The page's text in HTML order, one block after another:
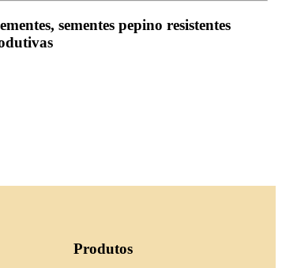
sementes pepino resistentes
Produtos